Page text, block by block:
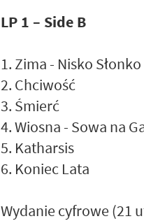
LP 1 – Side B
1. Zima - Nisko Słonko
2. Chciwość
3. Śmierć
4. Wiosna - Sowa na
5. Katharsis
6. Koniec Lata
Wydanie cyfrowe (21